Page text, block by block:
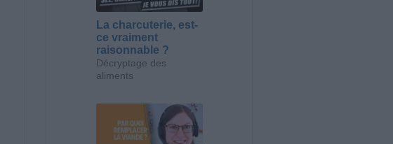
La charcuterie, est-
ce vraiment
raisonnable ?
Décryptage des
aliments